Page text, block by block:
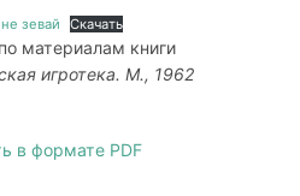
зевай Скачать
материалам книги
игротека. М., 1962
в формате PDF